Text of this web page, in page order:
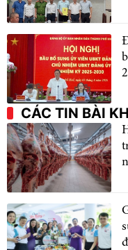
CÁC TIN BÀI